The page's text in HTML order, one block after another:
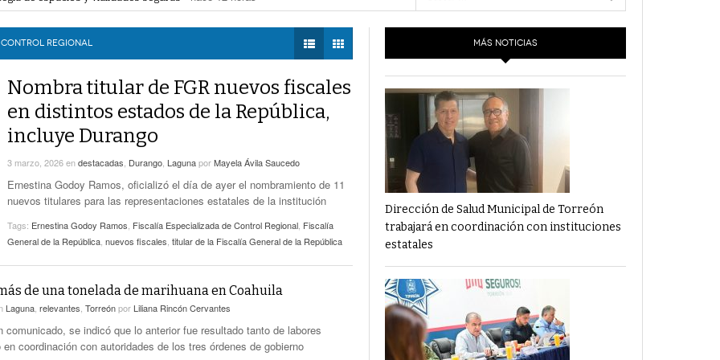
Estatales- hace 11 horas -
Alcalde De Torreón Implementa Estrategia De
Proponen Más Tecnología Para Vigilar La
Movilidad De Taxis
- hace 12 horas -
Detienen A 18 Personas En Centro Comercial
De Torreón
- hace 12 horas -
Realizan En Torreón Trámites De Licencias De
Construcción- hace 12 horas -
TWEETS AND
ESTÉREO GALLITO
Financiamiento’ Por PC29
‘La Laguna: Bomba De Tiempo Por Falta De
Planeación’ Por PC29
‘Las Corrupciones, Sus Formas Y Efectos’ Por
PC29- 7 mayo, 2021
movilidad de taxis- hace 12 horas -
de Torreón- hace 12 horas -
de construcción
REGIONAL
Nombra titular de FGR nuevos fiscales
en distintos estados de la República,
incluye Durango
3 marzo, 2026endestacadas Durango LagunaporMayela Ávila Saucedo
Ernestina Godoy Ramos, oficializó el día de ayer el nombramiento de 11
nuevos titulares para las representaciones estatales de la institución
Tags: Ernestina Godoy Ramos Fiscalía Especializada de Control Regional Fiscalía
General de la República nuevos fiscales titular de la Fiscalía General de la República
de una tonelada de marihuana en Coahuila
Laguna relevantes Torreónpor Liliana Rincón Cervantes
comunicado, se indicó que lo anterior fue resultado tanto de labores
coordinación con autoridades de los tres órdenes de gobierno
MÁS NOTICIAS
Dirección de Salud Municipal de Torreón
trabajará en coordinación con instituciones
estatales